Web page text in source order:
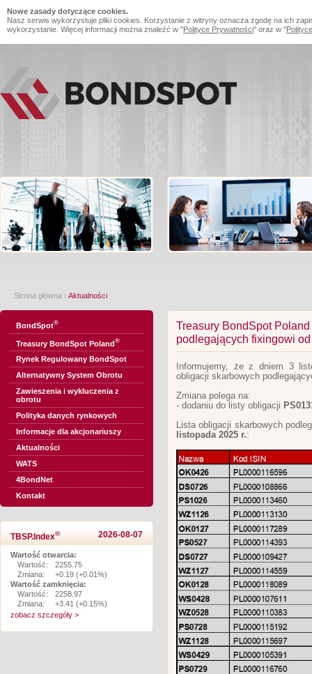
Nowe zasady dotyczące cookies.
Nasz serwis wykorzystuje pliki cookies. Korzystanie z witryny oznacza zgodę na ich
wykorzystanie. Więcej informacji można znaleźć w "Polityce Prywatności" oraz w "
Strona główna › Aktualności
BondSpot®
Treasury BondSpot Poland®
Rynek Regulowany BondSpot
Alternatywny System Obrotu
Zawieszenia i wykluczenia z
obrotu
Polityka danych rynkowych
Informacje dla akcjonariuszy
Aktualności
WATS
4BondNet
Kontakt
TBSP.Index® 2026-08-07
Wartość otwarcia:
Wartość:
2255.75
Zmiana:
+0.19 (+0.01%)
Wartość zamknięcia:
Wartość:
2258.97
Zmiana:
+3.41 (+0.15%)
zobacz szczegóły >
Treasury BondSpot
podlegających fixingowi
Informujemy, że z dniem 3
obligacji skarbowych
Zmiana polega na:
- dodaniu do listy obligacji
Lista obligacji skarbowych
listopada 2025 r.: